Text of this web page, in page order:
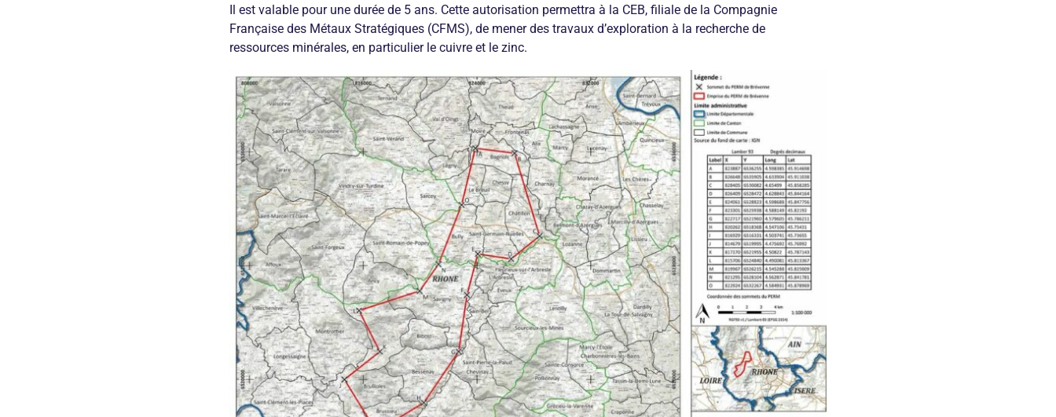
Il est valable pour une durée de 5 ans. Cette autorisation permettra à la CEB, filiale de la Compagnie
Française des Métaux Stratégiques (CFMS), de mener des travaux d’exploration à la recherche de
ressources minérales, en particulier le cuivre et le zinc.